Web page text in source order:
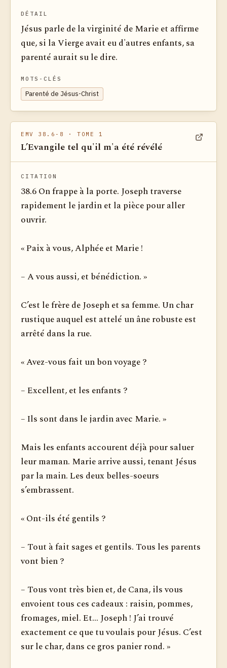
DÉTAIL
Jésus parle de la virginité de Marie et affirme
que, si la Vierge avait eu d'autres enfants, sa
parenté aurait su le dire.
MOTS-CLÉS
Parenté de Jésus-Christ
EMV 38.6-8 · TOME 1
L’Evangile tel qu'il m'a été révélé
CITATION
38.6 On frappe à la porte. Joseph traverse
rapidement le jardin et la pièce pour aller
ouvrir.
« Paix à vous, Alphée et Marie !
– A vous aussi, et bénédiction. »
C’est le frère de Joseph et sa femme. Un char
rustique auquel est attelé un âne robuste est
arrêté dans la rue.
« Avez-vous fait un bon voyage ?
– Excellent, et les enfants ?
– Ils sont dans le jardin avec Marie. »
Mais les enfants accourent déjà pour saluer
leur maman. Marie arrive aussi, tenant Jésus
par la main. Les deux belles-soeurs
s’embrassent.
« Ont-ils été gentils ?
– Tout à fait sages et gentils. Tous les parents
vont bien ?
– Tous vont très bien et, de Cana, ils vous
envoient tous ces cadeaux : raisin, pommes,
fromages, miel. Et... Joseph ! J’ai trouvé
exactement ce que tu voulais pour Jésus. C’est
sur le char, dans ce gros panier rond. »